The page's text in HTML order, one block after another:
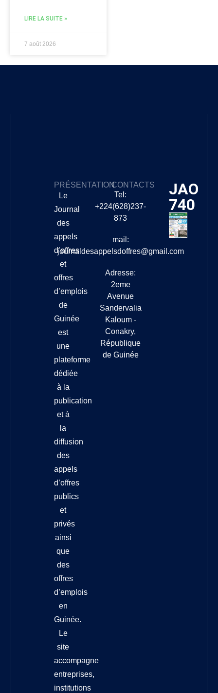
LIRE LA SUITE »
7 août 2026
PRÉSENTATION
Le
Journal
des
appels
d’offres
et
offres
d’emplois
de
Guinée
est
une
plateforme
dédiée
à la
publication
et à
la
diffusion
des
appels
d’offres
publics
et
privés
ainsi
que
des
offres
d’emplois
en
Guinée.
Le
site
accompagne
entreprises,
institutions
CONTACTS
Tel:
+224(628)237-
873
mail:
journaldesappelsdoffres@gmail.com
Adresse:
2eme
Avenue
Sandervalia
Kaloum -
Conakry,
République
de Guinée
JAO
740